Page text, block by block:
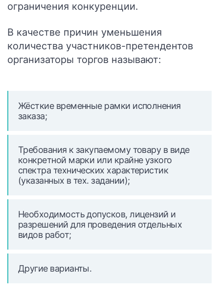
ограничения конкуренции.
В качестве причин уменьшения
количества участников-претендентов
организаторы торгов называют:
Жёсткие временные рамки исполнения
заказа;
Требования к закупаемому товару в виде
конкретной марки или крайне узкого
спектра технических характеристик
(указанных в тех. задании);
Необходимость допусков, лицензий и
разрешений для проведения отдельных
видов работ;
Другие варианты.